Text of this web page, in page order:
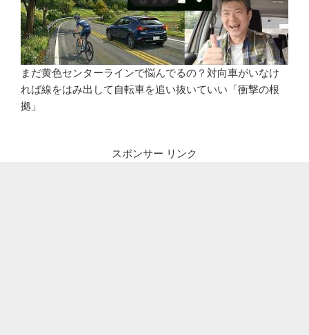
まだ黄色センターラインで悩んでるの？対向車がいなけ
れば線をはみ出して自転車を追い抜いていい「衝撃の根
拠」
スポンサー リンク